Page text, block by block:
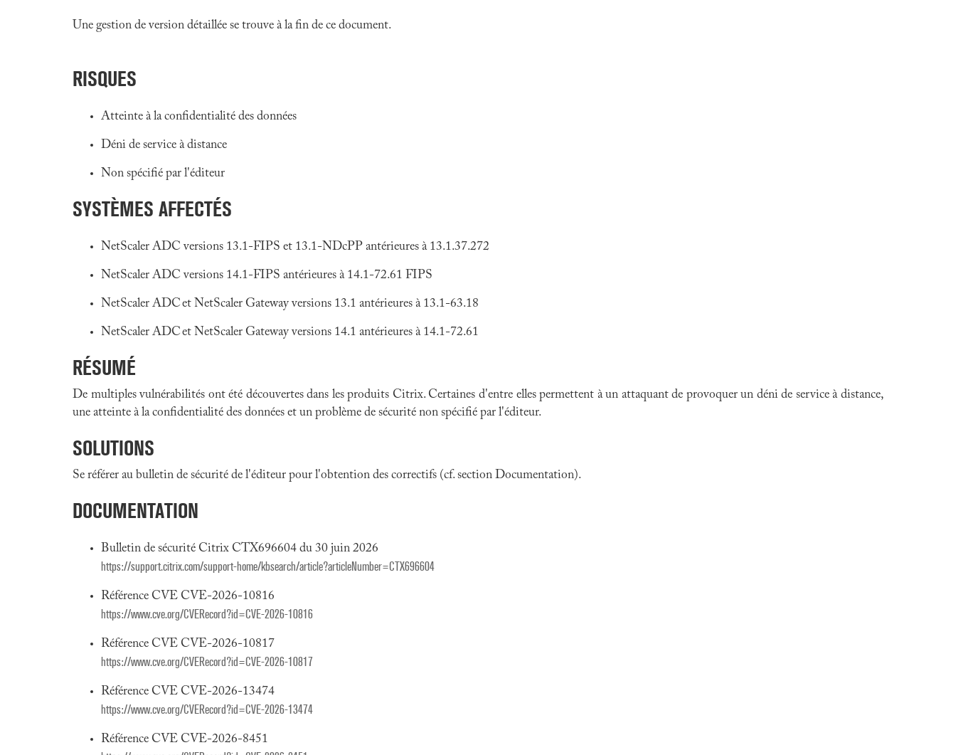
Une gestion de version détaillée se trouve à la fin de ce document.
RISQUES
Atteinte à la confidentialité des données
Déni de service à distance
Non spécifié par l'éditeur
SYSTÈMES AFFECTÉS
NetScaler ADC versions 13.1-FIPS et 13.1-NDcPP antérieures à 13.1.37.272
NetScaler ADC versions 14.1-FIPS antérieures à 14.1-72.61 FIPS
NetScaler ADC et NetScaler Gateway versions 13.1 antérieures à 13.1-63.18
NetScaler ADC et NetScaler Gateway versions 14.1 antérieures à 14.1-72.61
RÉSUMÉ
De multiples vulnérabilités ont été découvertes dans les produits Citrix. Certaines d'entre elles permettent à un attaquant de provoquer un déni de service à distance,
une atteinte à la confidentialité des données et un problème de sécurité non spécifié par l'éditeur.
SOLUTIONS
Se référer au bulletin de sécurité de l'éditeur pour l'obtention des correctifs (cf. section Documentation).
DOCUMENTATION
Bulletin de sécurité Citrix CTX696604 du 30 juin 2026
https://support.citrix.com/support-home/kbsearch/article?articleNumber=CTX696604
Référence CVE CVE-2026-10816
https://www.cve.org/CVERecord?id=CVE-2026-10816
Référence CVE CVE-2026-10817
https://www.cve.org/CVERecord?id=CVE-2026-10817
Référence CVE CVE-2026-13474
https://www.cve.org/CVERecord?id=CVE-2026-13474
Référence CVE CVE-2026-8451